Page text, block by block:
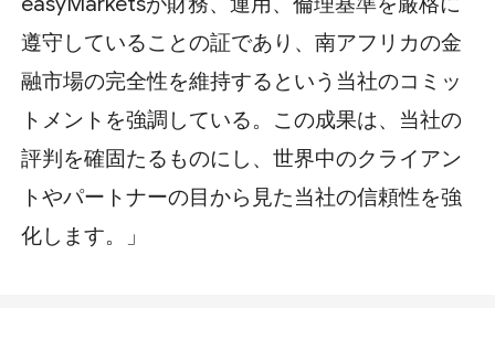
遵守していることの証であり、南アフリカの金
融市場の完全性を維持するという当社のコミッ
トメントを強調している。この成果は、当社の
評判を確固たるものにし、世界中のクライアン
トやパートナーの目から見た当社の信頼性を強
化します。」